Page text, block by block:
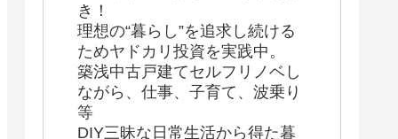
き！
理想の“暮らし”を追求し続ける
ためヤドカリ投資を実践中。
築浅中古戸建てセルフリノベし
ながら、仕事、子育て、波乗り
等
DIY三昧な日常生活から得た暮